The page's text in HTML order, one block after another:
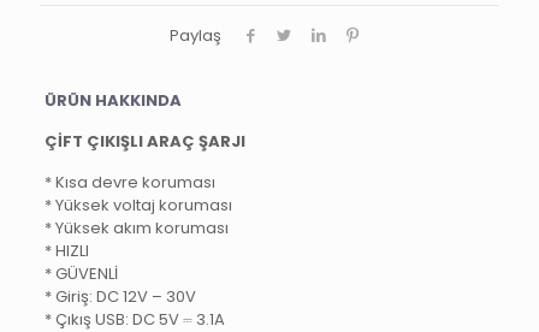
Paylaş
ÜRÜN HAKKINDA
ÇİFT ÇIKIŞLI ARAÇ ŞARJI
* Kısa devre koruması
* Yüksek voltaj koruması
* Yüksek akım koruması
* HIZLI
* GÜVENLİ
* Giriş: DC 12V – 30V
* Çıkış USB: DC 5V ⎓ 3.1A